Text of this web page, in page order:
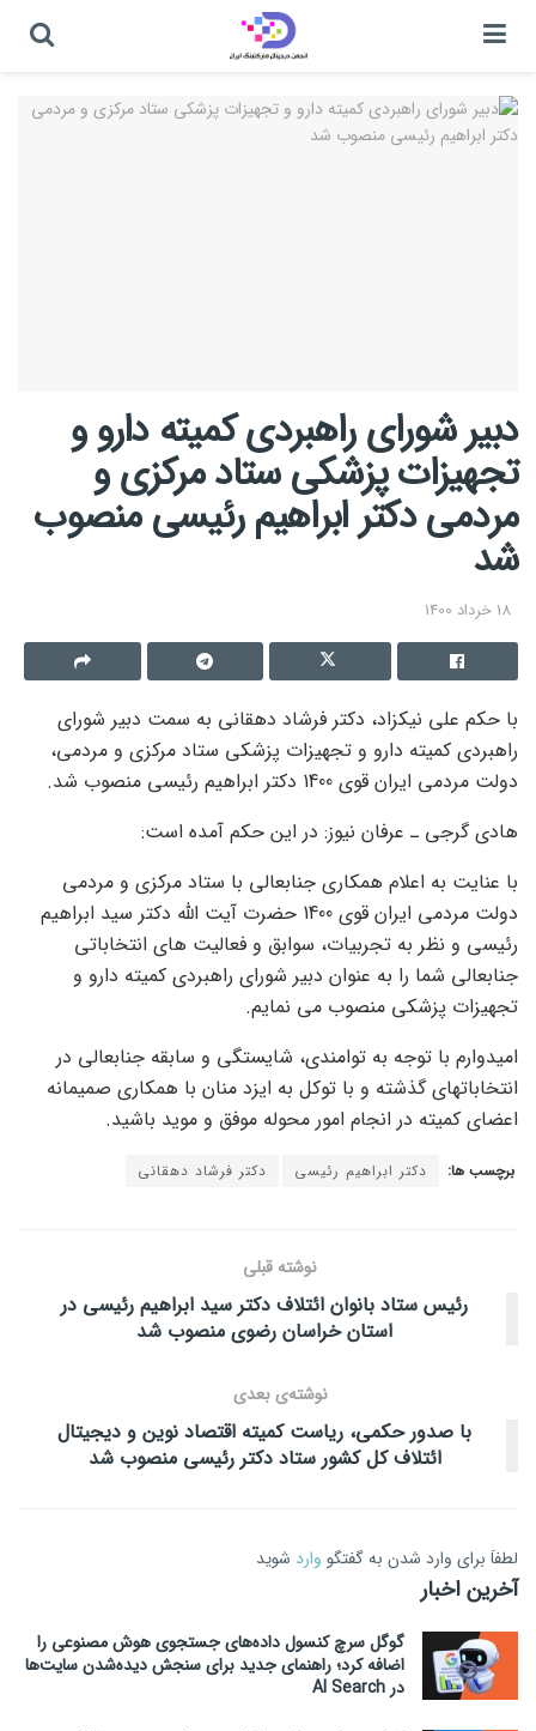
دبیر شورای راهبردی کمیته دارو و
تجهیزات پزشکی ستاد مرکزی و
مردمی دکتر ابراهیم رئیسی منصوب
شد
18 خرداد 1400
با حکم علی نیکزاد، دکتر فرشاد دهقانی به سمت دبیر شورای
راهبردی کمیته دارو و تجهیزات پزشکی ستاد مرکزی و مردمی،
دولت مردمی ایران قوی 1400 دکتر ابراهیم رئیسی منصوب شد.
هادی گرجی ـ عرفان نیوز: در این حکم آمده است:
با عنایت به اعلام همکاری جنابعالی با ستاد مرکزی و مردمی
دولت مردمی ایران قوی 1400 حضرت آیت الله دکتر سید ابراهیم
رئیسی و نظر به تجربیات، سوابق و فعالیت های انتخاباتی
جنابعالی شما را به عنوان دبیر شورای راهبردی کمیته دارو و
تجهیزات پزشکی منصوب می نمایم.
امیدوارم با توجه به توامندی، شایستگی و سابقه جنابعالی در
انتخاباتهای گذشته و با توکل به ایزد منان با همکاری صمیمانه
اعضای کمیته در انجام امور محوله موفق و موید باشید.
برچسب ها: دکتر ابراهیم رئیسی دکتر فرشاد دهقانی
نوشته قبلی
رئیس ستاد بانوان ائتلاف دکتر سید ابراهیم رئیسی در
استان خراسان رضوی منصوب شد
نوشته‌ی بعدی
با صدور حکمی، ریاست کمیته اقتصاد نوین و دیجیتال
ائتلاف کل کشور ستاد دکتر رئیسی منصوب شد
لطفاَ برای وارد شدن به گفتگو وارد شوید
آخرین اخبار
گوگل سرچ کنسول داده‌های جستجوی هوش مصنوعی را
اضافه کرد؛ راهنمای جدید برای سنجش دیده‌شدن سایت‌ها
در AI Search